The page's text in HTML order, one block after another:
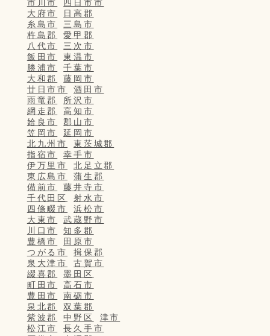
市川市
四日市市
大府市
日高郡
糸島市
三島市
杵島郡
愛甲郡
八代市
三次市
飯田市
東温市
勝浦市
千葉市
大和郡
藤岡市
廿日市市
酒田市
雨竜郡
所沢市
網走郡
高知市
姶良市
郡山市
笠岡市
延岡市
北九州市
東茨城郡
指宿市
幸手市
伊万里市
北足立郡
東広島市
蒲生郡
備前市
藤井寺市
千代田区
射水市
四條畷市
浜松市
大東市
武蔵野市
川口市
知多郡
豊橋市
田原市
つがる市
揖保郡
泉大津市
古賀市
綴喜郡
墨田区
町田市
高石市
豊田市
南砺市
泉北郡
双葉郡
紫波郡
中野区
津市
松江市
長久手市